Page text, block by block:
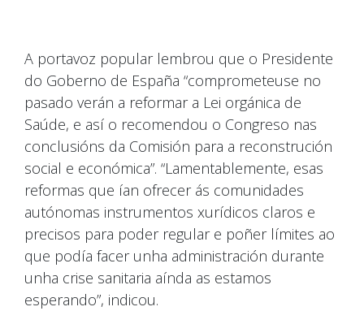
A portavoz popular lembrou que o Presidente
do Goberno de España “comprometeuse no
pasado verán a reformar a Lei orgánica de
Saúde, e así o recomendou o Congreso nas
conclusións da Comisión para a reconstrución
social e económica”. “Lamentablemente, esas
reformas que ían ofrecer ás comunidades
autónomas instrumentos xurídicos claros e
precisos para poder regular e poñer límites ao
que podía facer unha administración durante
unha crise sanitaria aínda as estamos
esperando”, indicou.